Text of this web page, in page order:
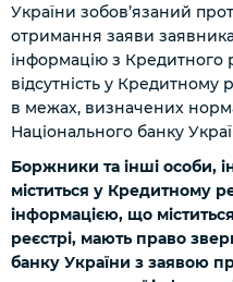
України зобов’язаний
отримання заяви
інформацію з Кредитного
відсутність у Кредитному
в межах, визначених
Національного банку
Боржники та інші особи,
міститься у Кредитному
інформацією, що
реєстрі, мають право
банку України з заявою